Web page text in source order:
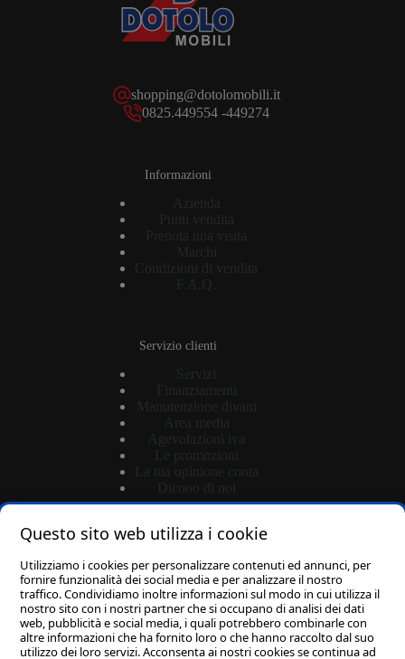
Questo sito web utilizza i cookie
Utilizziamo i cookies per personalizzare contenuti ed annunci, per
fornire funzionalità dei social media e per analizzare il nostro
traffico. Condividiamo inoltre informazioni sul modo in cui utilizza il
nostro sito con i nostri partner che si occupano di analisi dei dati
web, pubblicità e social media, i quali potrebbero combinarle con
altre informazioni che ha fornito loro o che hanno raccolto dal suo
utilizzo dei loro servizi. Acconsenta ai nostri cookies se continua ad
shopping@dotolomobili.it
0825.449554 -449274
Informazioni
Servizio clienti
Login
Password dimenticata?
Carrello